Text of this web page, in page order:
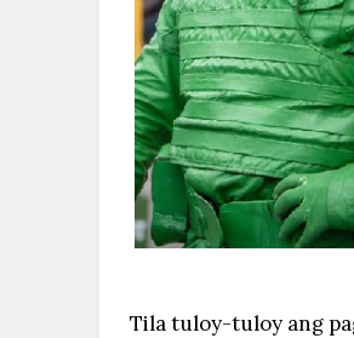
Tila tuloy-tuloy ang